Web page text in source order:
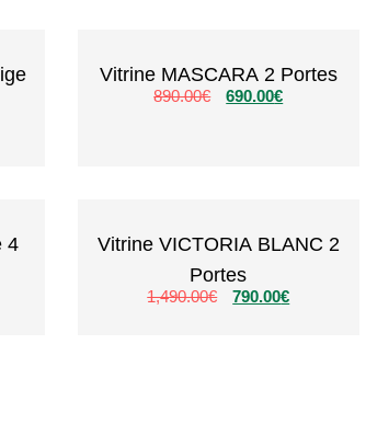
Vitrine MASCARA 2 Portes
890.00€ 690.00€
4
Vitrine VICTORIA BLANC 2
Portes
1,490.00€ 790.00€